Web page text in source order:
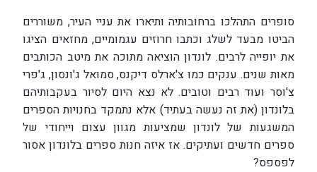
סופרים התהלכו ברחובותיה ותיארו את עניי העיר, משוררים
הביטו מבעד לשלג וכתבו חרוזים עגמומיים, מחזאים הציגו
את יופייה לרבים. לונדון הוציאה מתוכה את מיטב הכותבים
מאות שנים. ענקים כמו צ'ארלס דיקנס, סמואל ג'ונסון, ג'פרי
צ'וסר ועוד רבים וטובים. לא נצא היום לסיור בעקבותיהם
בלונדון (את זה נעשה בעתיד) אלא נתמקד בחנויות הספרים
המשגעות של לונדון שמציעות מגוון עצום וייחודי של
ספרים חדשים ועתיקים. אז איזה חנות ספרים בלונדון אסור
לפספס?